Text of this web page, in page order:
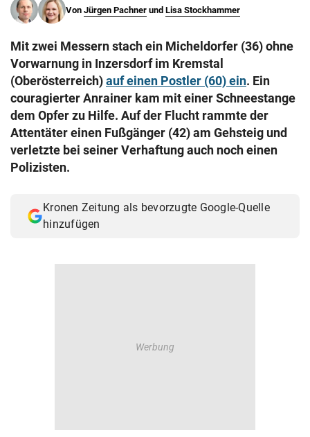
search
eingeben
© Krone Multimedia GmbH & Co KG 2026
Muthgasse 2, 1190 Wien
Von Jürgen Pachner und Lisa Stockhammer
Mit zwei Messern stach ein Micheldorfer (36) ohne
Vorwarnung in Inzersdorf im Kremstal
(Oberösterreich)auf einen Postler (60) ein. Ein
couragierter Anrainer kam mit einer Schneestange
dem Opfer zu Hilfe. Auf der Flucht rammte der
Attentäter einen Fußgänger (42) am Gehsteig und
verletzte bei seiner Verhaftung auch noch einen
Polizisten.
Kronen Zeitung als bevorzugte Google-Quelle
hinzufügen